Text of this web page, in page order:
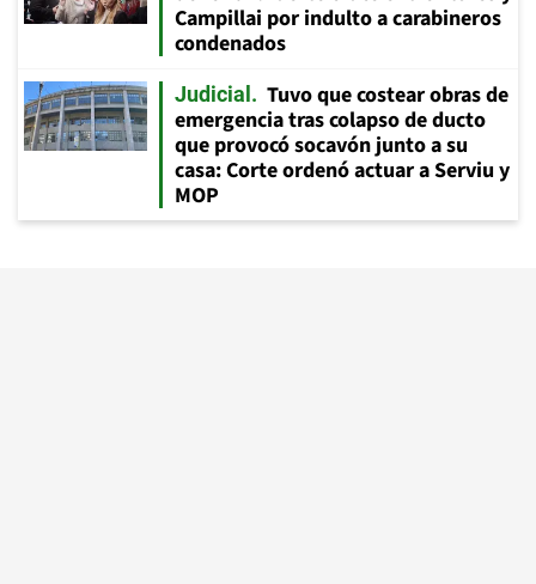
Campillai por indulto a carabineros
condenados
Judicial
Tuvo que costear obras de
emergencia tras colapso de ducto
que provocó socavón junto a su
casa: Corte ordenó actuar a Serviu y
MOP